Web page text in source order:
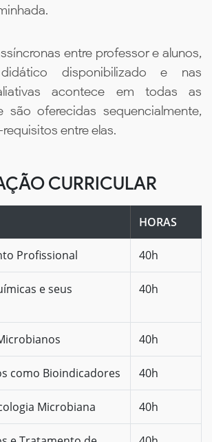
entre professor e alunos,
disponibilizado e nas
acontece em todas as
são oferecidas sequencialmente,
entre elas.
CURRICULAR
HORAS
Profissional 40h
e seus
40h
40h
como Bioindicadores 40h
Microbiana 40h